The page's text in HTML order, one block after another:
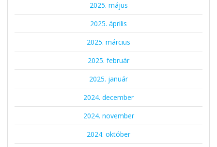
2025. május
2025. április
2025. március
2025. február
2025. január
2024. december
2024. november
2024. október